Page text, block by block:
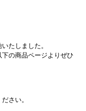
たしました。
の商品ページよりぜひ
さい。